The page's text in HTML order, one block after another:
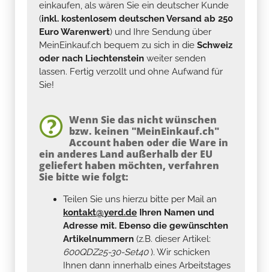
Euro Warenwert) und Ihre Sendung über
MeinEinkauf.ch bequem zu sich in dieSchweiz
oder nach Liechtensteinweiter senden
lassen. Fertig verzollt und ohne Aufwand für
Sie!
Account haben oder die Ware in
ein anderes Land außerhalb der EU
geliefert haben möchten, verfahren
Sie bitte wie folgt:
Teilen Sie uns hierzu bitte per Mail an
kontakt@yerd.de
Adresse mit. Ebenso die gewünschten
Artikelnummern(z.B. dieser Artikel:
600QDZ25-30-Set40 ). Wir schicken
Ihnen dann innerhalb eines Arbeitstages
einAngebot bzw. unverbindliche
Auftragsbestätigung.